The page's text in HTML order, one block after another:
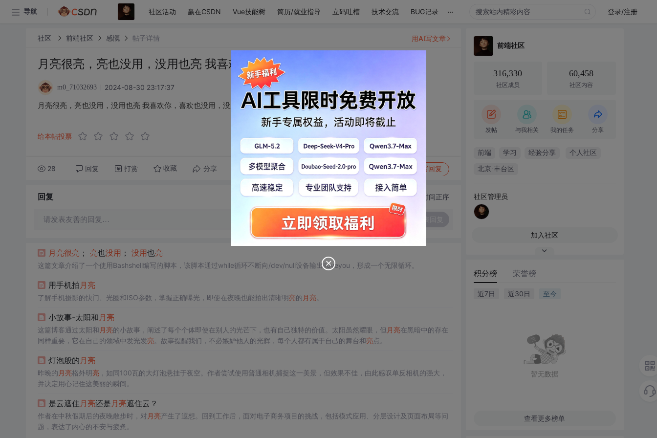
导航 社区活动 赢在CSDN Vue技能树 简历/就业指导 立码吐槽 技术交流 BUG记录 ... 登录/注册
社区 前端社区 感慨 帖子详情
月亮很亮，亮也没用，没用也亮 我喜欢你，喜欢也没用，没用也喜欢
m0_71032693 2024-08-30 23:17:37
月亮很亮，亮也没用，没用也亮 我喜欢你，喜欢也没用，没用也喜欢
给本帖投票
28 回复 打赏 收藏 分享 转发到动态 举报 写回复
用AI写文章
回复 切换为时间正序
请发表友善的回复…
月 亮很亮 ； 亮也没用 ； 没用也亮
这篇文章介绍了一个使用Bashshell编写的脚本，该脚本通过while循环不断向/dev/null设备输出Iloveyou，形成一个无限循环。
用手机拍 月 亮
了解手机摄影的快门、光圈和ISO参数，掌握正确曝光，即使在夜晚也能拍出清晰明亮的 月 亮
小故事-太阳和 月 亮
这篇博客通过太阳和 月 亮的小故事，阐述了每个个体即使在别人的光芒下，也有自己独特的价值。太阳虽然耀眼，但 月 亮在黑暗中的存在
同样重要，它在自己的领域中发光发亮 。故事提醒我们，不必嫉妒他人的光辉，每个人都有属于自己的舞台和亮点。
灯泡般的 月 亮
昨晚的 月 亮格外明亮 ，如同100瓦的大灯泡悬挂于夜空。作者尝试使用普通相机捕捉这一美景，但效果不佳，由此感叹单反相机的强大，
并决定用心记住这美丽的瞬间。
是云遮住 月 亮还是 月 亮遮住云？
作者在中秋假期后的夜晚散步时，对 月 亮产生了遐想。回到工作后，面对电子商务项目的挑战，包括模式应用、分层设计及页面布局等问
题，表达了内心的不安与疲惫。
前端社区
316,330
社区成员
60,458
社区内容
发帖 与我相关 我的任务 分享
前端 学习 经验分享 个人社区
北京·丰台区
社区管理员
加入社区
积分榜 荣誉榜
近7日 近30日 至今
暂无数据
查看更多榜单